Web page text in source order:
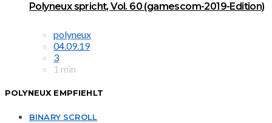
Polyneux spricht, Vol. 60 (gamescom-2019-Edition)
polyneux
04.09.19
3
1 min
POLYNEUX EMPFIEHLT
BINARY SCROLL